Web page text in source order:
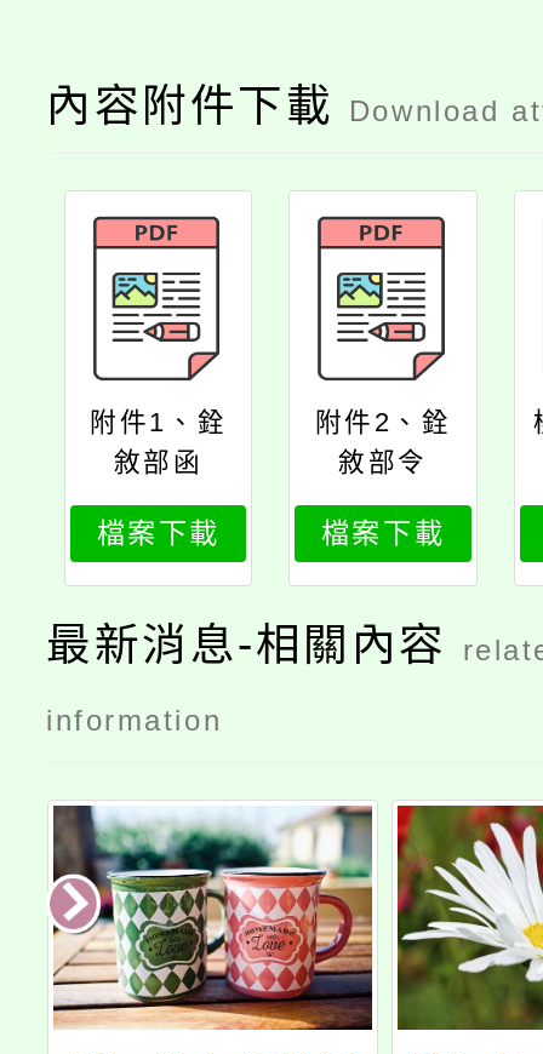
內容附件下載 Download
附件1、銓
敘部函
檔案下載
附件2、銓
敘部令
檔案下載
最新消息-相關內容
information